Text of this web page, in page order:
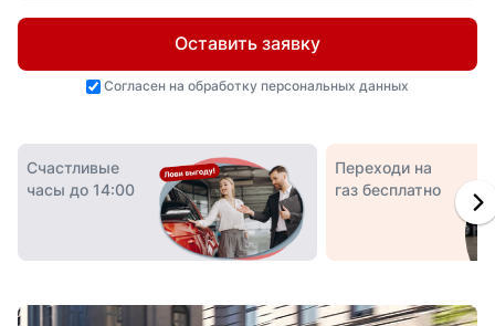
Оставить заявку
Согласен на обработку персональных данных
Счастливые
часы до 14:00
Переходи на
газ бесплатно